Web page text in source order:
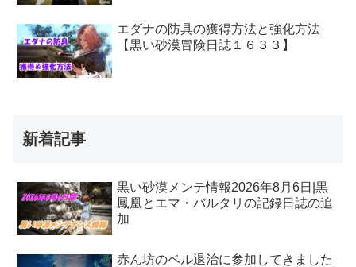
エダナの防具の獲得方法と強化方法
【黒い砂漠冒険日誌１６３３】
新着記事
黒い砂漠メンテ情報2026年8月6日|黒
鳳凰とエマ・バルタリの記録日誌の追
加
赤ん坊のベル退治に参加してきました